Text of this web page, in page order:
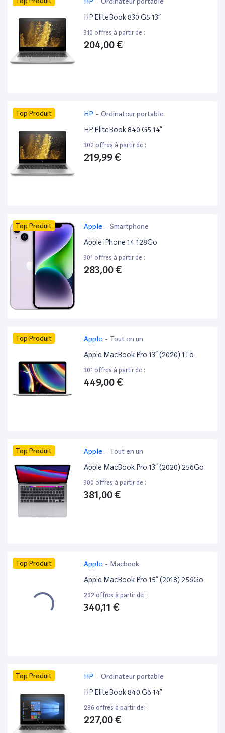
HP EliteBook 830 G5 13”
310 offres à partir de :
204,00 €
Top Produit HP - Ordinateur portable
HP EliteBook 840 G5 14”
302 offres à partir de :
219,99 €
Top Produit Apple - Smartphone
Apple iPhone 14 128Go
301 offres à partir de :
283,00 €
Top Produit Apple - Tout en un
Apple MacBook Pro 13” (2020) 1To
301 offres à partir de :
449,00 €
Top Produit Apple - Tout en un
Apple MacBook Pro 13” (2020) 256Go
300 offres à partir de :
381,00 €
Top Produit Apple - Macbook
Apple MacBook Pro 15” (2018) 256Go
292 offres à partir de :
340,11 €
Top Produit HP - Ordinateur portable
HP EliteBook 840 G6 14”
286 offres à partir de :
227,00 €